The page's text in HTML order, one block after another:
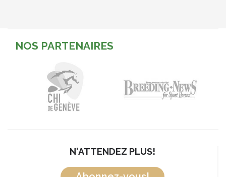
NOS PARTENAIRES
N'ATTENDEZ PLUS!